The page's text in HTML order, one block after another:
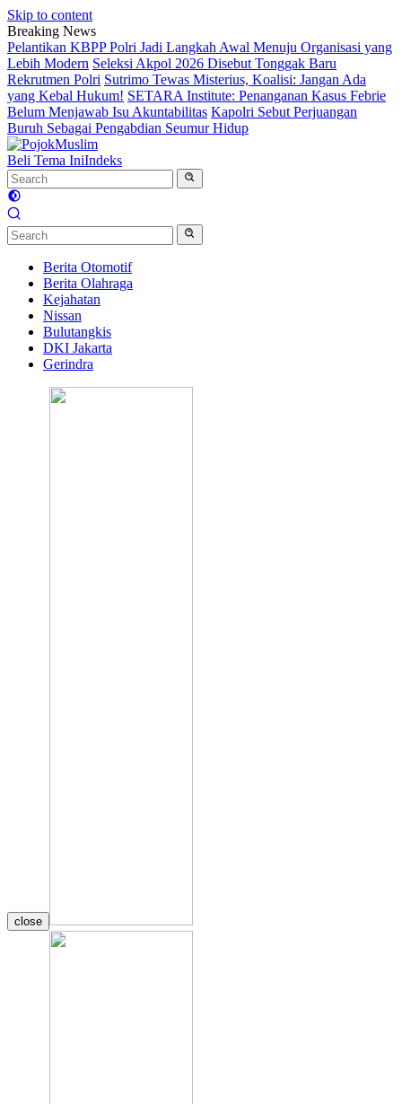
Skip to content
Breaking News
Pelantikan KBPP Polri Jadi Langkah Awal Menuju Organisasi yang
Lebih Modern Seleksi Akpol 2026 Disebut Tonggak Baru
Rekrutmen Polri Sutrimo Tewas Misterius, Koalisi: Jangan Ada
yang Kebal Hukum! SETARA Institute: Penanganan Kasus Febrie
Belum Menjawab Isu Akuntabilitas Kapolri Sebut Perjuangan
Buruh Sebagai Pengabdian Seumur Hidup
Beli Tema IniIndeks
Berita Otomotif
Berita Olahraga
Kejahatan
Nissan
Bulutangkis
DKI Jakarta
Gerindra
close